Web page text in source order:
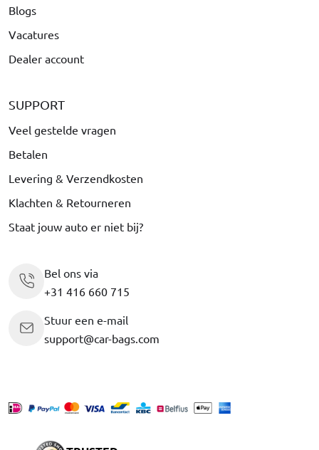
Blogs
Vacatures
Dealer account
SUPPORT
Veel gestelde vragen
Betalen
Levering & Verzendkosten
Klachten & Retourneren
Staat jouw auto er niet bij?
Bel ons via
+31 416 660 715
Stuur een e-mail
support@car-bags.com